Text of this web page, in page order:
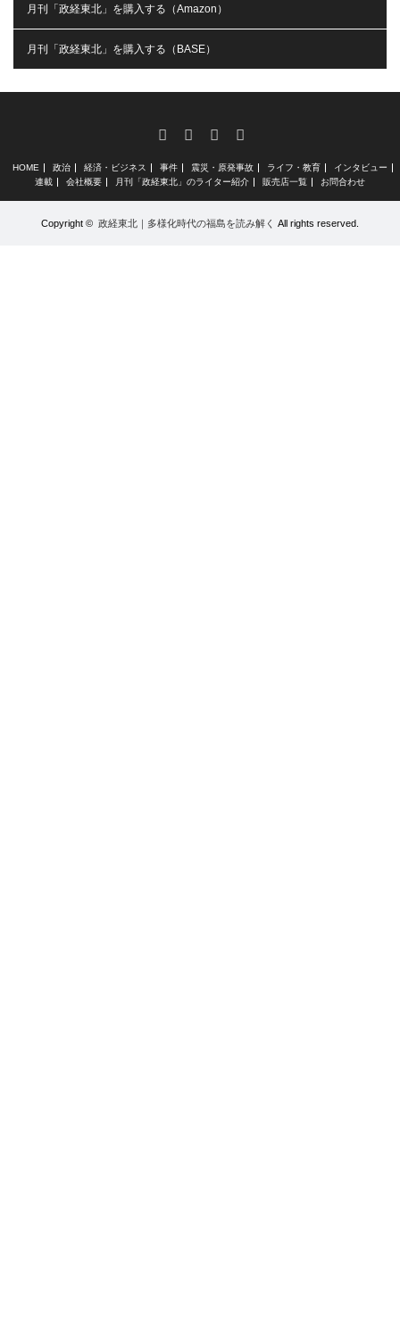
月刊「政経東北」を購入する（Amazon）
月刊「政経東北」を購入する（BASE）
FacebookInstagram
RSS
HOME 政治 経済・ビジネス 事件 震災・原発事故 ライフ・教育
インタビュー
連載
会社概要 月刊「政経東北」のライター紹介 販売店一覧 お問合わせ
Copyright © 政経東北｜多様化時代の福島を読み解く All rights reserved.